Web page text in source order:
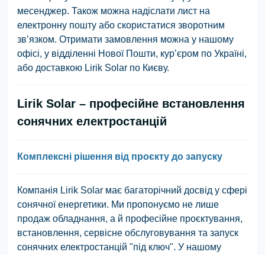
месенджер. Також можна надіслати лист на
електронну пошту або скористатися зворотним
зв’язком. Отримати замовлення можна у нашому
офісі, у відділенні Нової Пошти, кур’єром по Україні,
або доставкою Lirik Solar по Києву.
Lirik Solar – професійне встановлення
сонячних електростанцій
Комплексні рішення від проєкту до запуску
Компанія Lirik Solar має багаторічний досвід у сфері
сонячної енергетики. Ми пропонуємо не лише
продаж обладнання, а й професійне проєктування,
встановлення, сервісне обслуговування та запуск
сонячних електростанцій "під ключ". У нашому